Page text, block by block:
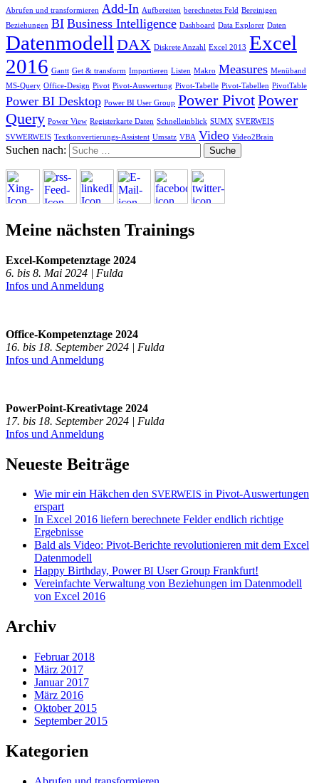
Abrufen und transformieren Add-In Aufbereiten berechnetes Feld Bereinigen
Beziehungen BI Business Intelligence Dashboard Data Explorer Daten
Datenmodell DAX Diskrete Anzahl Excel 2013 Excel
2016 Gantt Get & transform Importieren Listen Makro Measures Menüband
MS-Query Office-Design Pivot Pivot-Auswertung Pivot-Tabelle Pivot-Tabellen PivotTable
Power BI Desktop Power BI User Group Power PivotPower
Query Power View Registerkarte Daten Schnelleinblick SUMX SVERWEIS
SVWERWEIS Textkonvertierungs-Assistent Umsatz VBA Video Video2Brain
Suchen nach:
Meine nächsten Trainings
Excel-Kompetenztage 2024
6. bis 8. Mai 2024 | Fulda
Infos und Anmeldung
Office-Kompetenztage 2024
16. bis 18. September 2024 | Fulda
Infos und Anmeldung
PowerPoint-Kreativtage 2024
17. bis 18. September 2024 | Fulda
Infos und Anmeldung
Neueste Beiträge
Wie mir ein Häkchen den SVERWEIS in Pivot-Auswertungen
erspart
In Excel 2016 liefern berechnete Felder endlich richtige
Ergebnisse
Bald als Video: Pivot-Berichte revolutionieren mit dem Excel
Datenmodell
Happy Birthday, PowerBI User Group Frankfurt!
Vereinfachte Verwaltung von Beziehungen im Datenmodell
von Excel 2016
Archiv
Februar 2018
März 2017
Januar 2017
März 2016
Oktober 2015
September 2015
Kategorien